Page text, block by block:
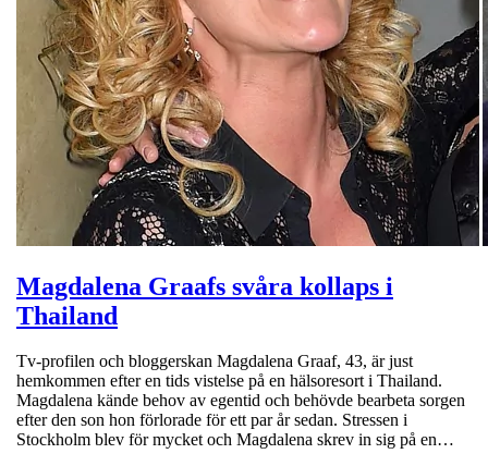
Magdalena Graafs svåra kollaps i
Thailand
Tv-profilen och bloggerskan Magdalena Graaf, 43, är just
hemkommen efter en tids vistelse på en hälsoresort i Thailand.
Magdalena kände behov av egentid och behövde bearbeta sorgen
efter den son hon förlorade för ett par år sedan. Stressen i
Stockholm blev för mycket och Magdalena skrev in sig på en…